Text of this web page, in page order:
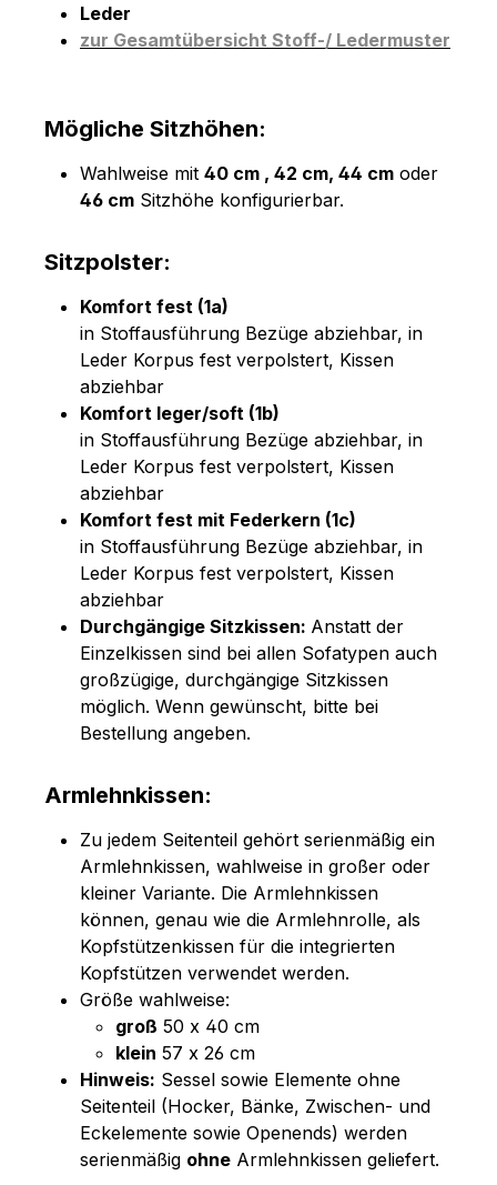
Leder
zur Gesamtübersicht Stoff-/ Ledermuster
Mögliche Sitzhöhen:
Wahlweise mit 40 cm , 42 cm, 44 cm oder
46 cm Sitzhöhe konfigurierbar.
Sitzpolster:
Komfort fest (1a)
in Stoffausführung Bezüge abziehbar, in
Leder Korpus fest verpolstert, Kissen
abziehbar
Komfort leger/soft (1b)
in Stoffausführung Bezüge abziehbar, in
Leder Korpus fest verpolstert, Kissen
abziehbar
Komfort fest mit Federkern (1c)
in Stoffausführung Bezüge abziehbar, in
Leder Korpus fest verpolstert, Kissen
abziehbar
Durchgängige Sitzkissen: Anstatt der
Einzelkissen sind bei allen Sofatypen auch
großzügige, durchgängige Sitzkissen
möglich. Wenn gewünscht, bitte bei
Bestellung angeben.
Armlehnkissen:
Zu jedem Seitenteil gehört serienmäßig ein
Armlehnkissen, wahlweise in großer oder
kleiner Variante. Die Armlehnkissen
können, genau wie die Armlehnrolle, als
Kopfstützenkissen für die integrierten
Kopfstützen verwendet werden.
Größe wahlweise:
groß 50 x 40 cm
klein 57 x 26 cm
Hinweis: Sessel sowie Elemente ohne
Seitenteil (Hocker, Bänke, Zwischen- und
Eckelemente sowie Openends) werden
serienmäßig ohne Armlehnkissen geliefert.